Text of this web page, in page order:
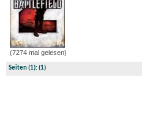
(7274 mal gelesen)
Seiten(1):(1)